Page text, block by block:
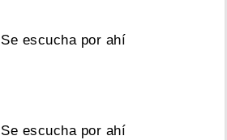
Se escucha por ahí
Se escucha por ahí